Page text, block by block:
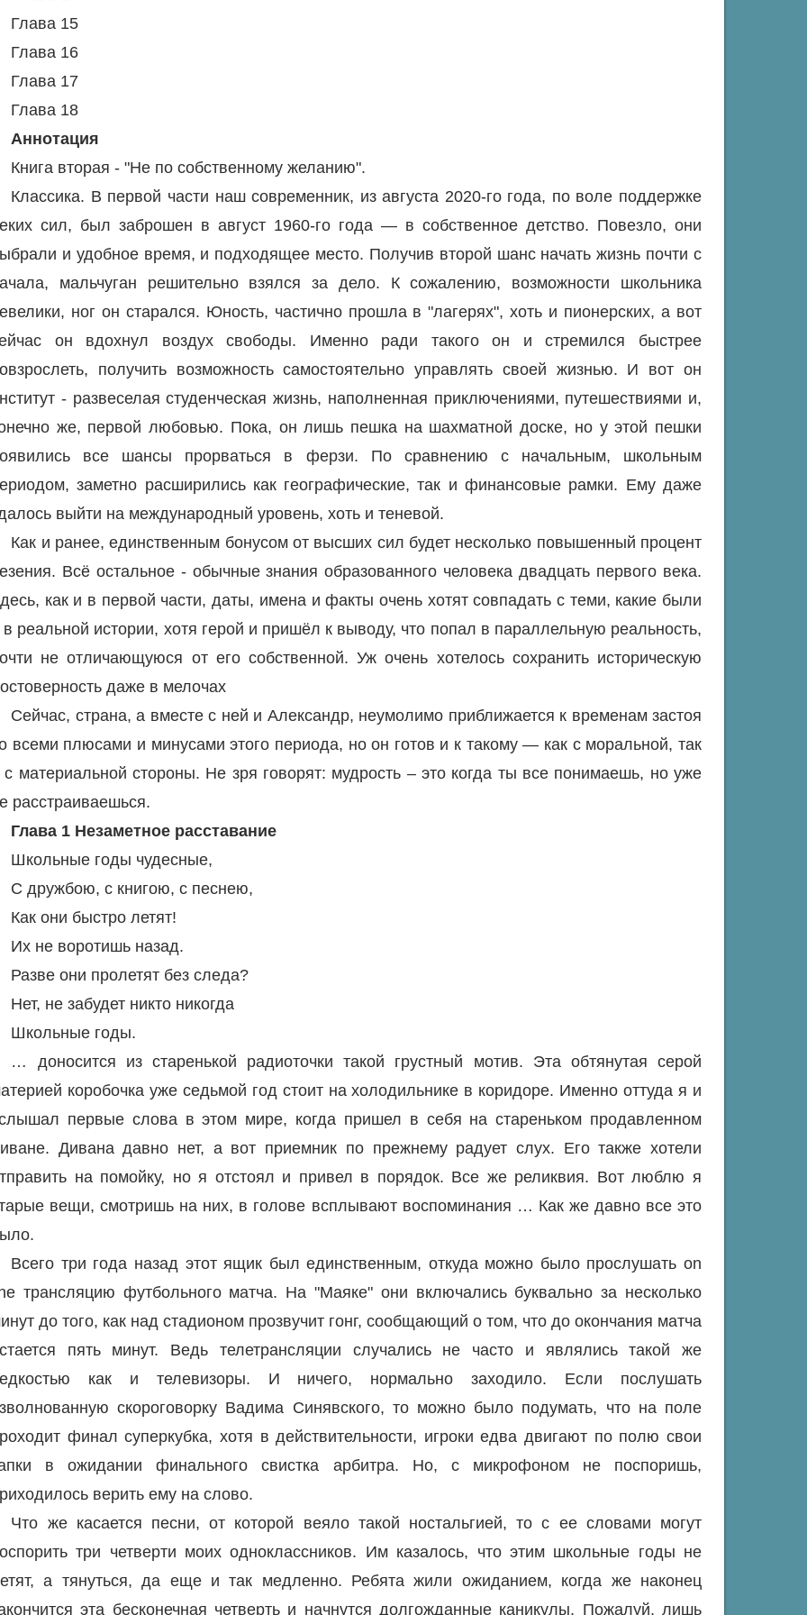
Глава 15
Глава 16
Глава 17
Глава 18
Аннотация
Книга вторая - "Не по собственному желанию".
Классика. В первой части наш современник, из августа 2020-го года, по воле поддержке
сил, был заброшен в август 1960-го года — в собственное детство. Повезло, они
и удобное время, и подходящее место. Получив второй шанс начать жизнь почти с
мальчуган решительно взялся за дело. К сожалению, возможности школьника
ног он старался. Юность, частично прошла в "лагерях", хоть и пионерских, а вот
он вдохнул воздух свободы. Именно ради такого он и стремился быстрее
получить возможность самостоятельно управлять своей жизнью. И вот он
- развеселая студенческая жизнь, наполненная приключениями, путешествиями и,
же, первой любовью. Пока, он лишь пешка на шахматной доске, но у этой пешки
все шансы прорваться в ферзи. По сравнению с начальным, школьным
заметно расширились как географические, так и финансовые рамки. Ему даже
выйти на международный уровень, хоть и теневой.
Как и ранее, единственным бонусом от высших сил будет несколько повышенный процент
Всё остальное - обычные знания образованного человека двадцать первого века.
как и в первой части, даты, имена и факты очень хотят совпадать с теми, какие были
в реальной истории, хотя герой и пришёл к выводу, что попал в параллельную реальность,
не отличающуюся от его собственной. Уж очень хотелось сохранить историческую
даже в мелочах
Сейчас, страна, а вместе с ней и Александр, неумолимо приближается к временам застоя
всеми плюсами и минусами этого периода, но он готов и к такому — как с моральной, так
с материальной стороны. Не зря говорят: мудрость – это когда ты все понимаешь, но уже
расстраиваешься.
Глава 1 Незаметное расставание
Школьные годы чудесные,
С дружбою, с книгою, с песнею,
Как они быстро летят!
Их не воротишь назад.
Разве они пролетят без следа?
Нет, не забудет никто никогда
Школьные годы.
… доносится из старенькой радиоточки такой грустный мотив. Эта обтянутая серой
коробочка уже седьмой год стоит на холодильнике в коридоре. Именно оттуда я и
первые слова в этом мире, когда пришел в себя на стареньком продавленном
Дивана давно нет, а вот приемник по прежнему радует слух. Его также хотели
на помойку, но я отстоял и привел в порядок. Все же реликвия. Вот люблю я
вещи, смотришь на них, в голове всплывают воспоминания … Как же давно все это
Всего три года назад этот ящик был единственным, откуда можно было прослушать on
трансляцию футбольного матча. На "Маяке" они включались буквально за несколько
до того, как над стадионом прозвучит гонг, сообщающий о том, что до окончания матча
пять минут. Ведь телетрансляции случались не часто и являлись такой же
как и телевизоры. И ничего, нормально заходило. Если послушать
скороговорку Вадима Синявского, то можно было подумать, что на поле
финал суперкубка, хотя в действительности, игроки едва двигают по полю свои
в ожидании финального свистка арбитра. Но, с микрофоном не поспоришь,
верить ему на слово.
Что же касается песни, от которой веяло такой ностальгией, то с ее словами могут
три четверти моих одноклассников. Им казалось, что этим школьные годы не
а тянуться, да еще и так медленно. Ребята жили ожиданием, когда же наконец
эта бесконечная четверть и начнутся долгожданные каникулы. Пожалуй, лишь